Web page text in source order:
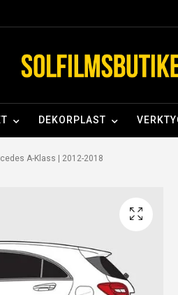
DEKORPLAST
A-Klass | 2012-2018